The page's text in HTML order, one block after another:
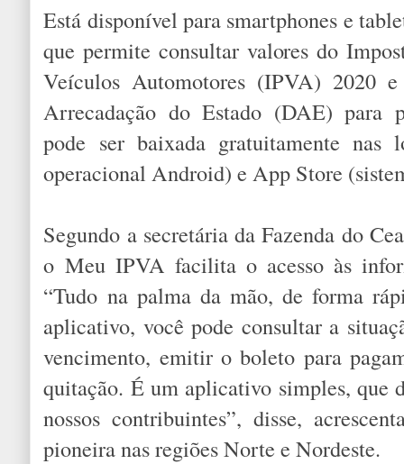
Está disponível para smartphones e
que permite consultar valores do
Veículos Automotores (IPVA) 2020
Arrecadação do Estado (DAE) para
pode ser baixada gratuitamente nas
operacional Android) e App Store
Segundo a secretária da Fazenda do
o Meu IPVA facilita o acesso às
“Tudo na palma da mão, de forma
aplicativo, você pode consultar a
vencimento, emitir o boleto para
quitação. É um aplicativo simples, que
nossos contribuintes”, disse,
pioneira nas regiões Norte e Nordeste.